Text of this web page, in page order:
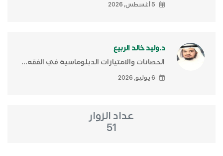
5 أغسطس, 2026
د.وليد خالد الربيع
الحصانات والامتيازات الدبلوماسية في الفقه...
6 يوليو, 2026
عداد الزوار
51